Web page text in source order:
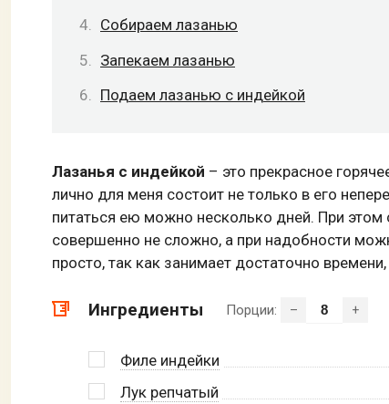
Собираем лазанью
Запекаем лазанью
Подаем лазанью с индейкой
Лазанья с индейкой – это прекрасное
лично для меня состоит не только в его
питаться ею можно несколько дней. При этом
совершенно не сложно, а при надобности
просто, так как занимает достаточно
Ингредиенты Порции: – +
Филе индейки
Лук репчатый